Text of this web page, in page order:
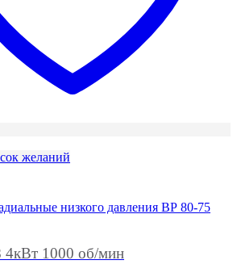
желаний
низкого давления ВР 80-75
1000 об/мин